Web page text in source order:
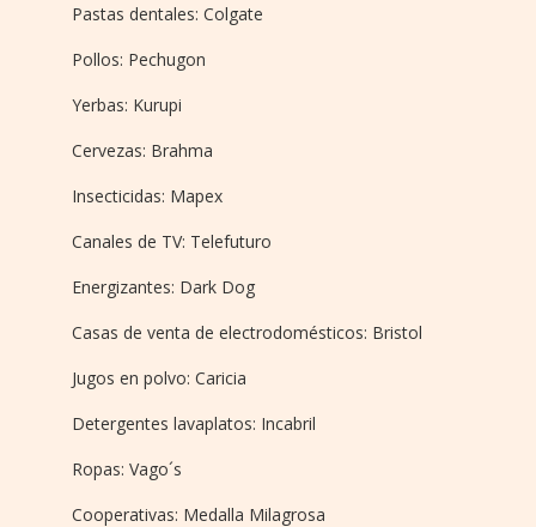
Pastas dentales: Colgate
Pollos: Pechugon
Yerbas: Kurupi
Cervezas: Brahma
Insecticidas: Mapex
Canales de TV: Telefuturo
Energizantes: Dark Dog
Casas de venta de electrodomésticos: Bristol
Jugos en polvo: Caricia
Detergentes lavaplatos: Incabril
Ropas: Vago´s
Cooperativas: Medalla Milagrosa